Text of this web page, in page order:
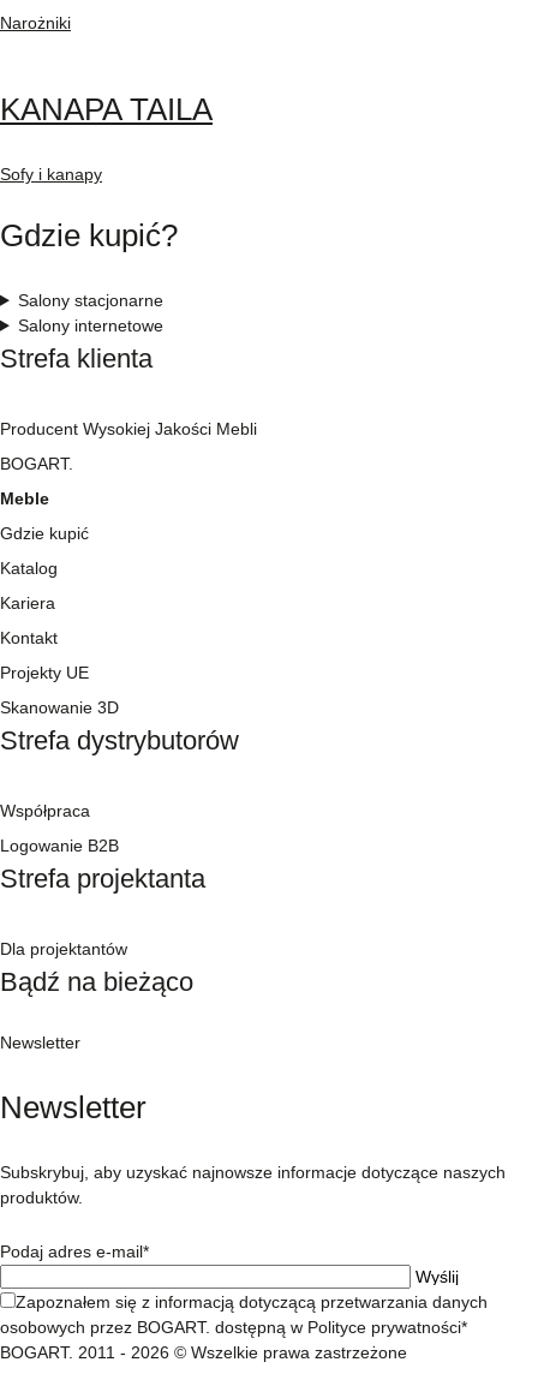
Narożniki
KANAPA TAILA
Sofy i kanapy
Gdzie kupić?
Salony stacjonarne
Salony internetowe
Strefa klienta
Producent Wysokiej Jakości Mebli
BOGART.
Meble
Gdzie kupić
Katalog
Kariera
Kontakt
Projekty UE
Skanowanie 3D
Strefa dystrybutorów
Współpraca
Logowanie B2B
Strefa projektanta
Dla projektantów
Bądź na bieżąco
Newsletter
Newsletter
Subskrybuj, aby uzyskać najnowsze informacje dotyczące naszych
produktów.
Podaj adres e-mail*
Zapoznałem się z informacją dotyczącą przetwarzania danych
osobowych przez BOGART. dostępną w Polityce prywatności*
BOGART. 2011 - 2026 © Wszelkie prawa zastrzeżone